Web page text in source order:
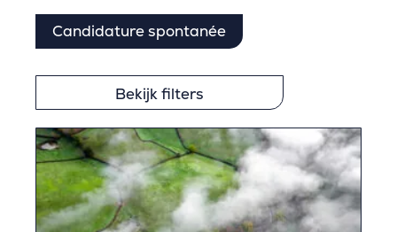
Candidature spontanée
Bekijk filters